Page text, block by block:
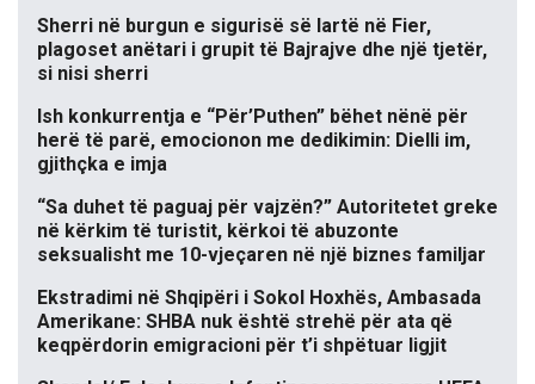
Sherri në burgun e sigurisë së lartë në Fier,
plagoset anëtari i grupit të Bajrajve dhe një tjetër,
si nisi sherri
Ish konkurrentja e “Për’Puthen” bëhet nënë për
herë të parë, emocionon me dedikimin: Dielli im,
gjithçka e imja
“Sa duhet të paguaj për vajzën?” Autoritetet greke
në kërkim të turistit, kërkoi të abuzonte
seksualisht me 10-vjeçaren në një biznes familjar
Ekstradimi në Shqipëri i Sokol Hoxhës, Ambasada
Amerikane: SHBA nuk është strehë për ata që
keqpërdorin emigracioni për t’i shpëtuar ligjit